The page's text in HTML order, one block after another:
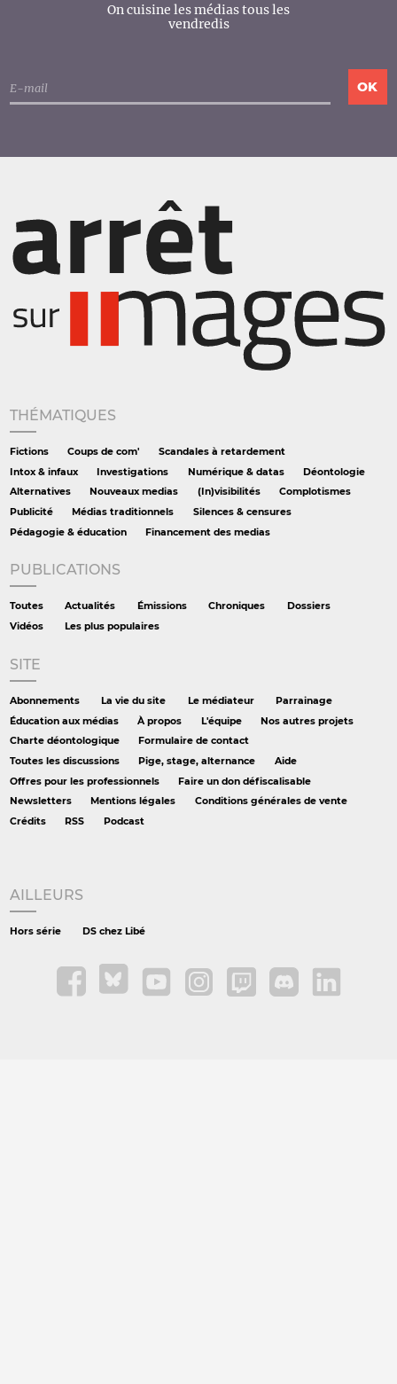
On cuisine les médias tous les
vendredis
THÉMATIQUES
Fictions Coups de com'
Scandales à retardement
Intox & infaux
Investigations Numérique & datas
Déontologie
Alternatives
Nouveaux medias (In)visibilités
Complotismes
Publicité
Médias traditionnels
Silences & censures
Pédagogie & éducation
Financement des medias
PUBLICATIONS
Toutes Actualités Émissions Chroniques
Dossiers
Vidéos
Les plus populaires
SITE
Abonnements La vie du site Le médiateur
Parrainage
Éducation aux médias
À propos L'équipe
Nos autres projets
Charte déontologique
Formulaire de contact
Toutes les discussions
Pige, stage, alternance
Aide
Offres pour les professionnels
Faire un don défiscalisable
Newsletters
Mentions légales
Conditions générales de vente
Crédits
RSS Podcast
AILLEURS
Hors série DS chez Libé